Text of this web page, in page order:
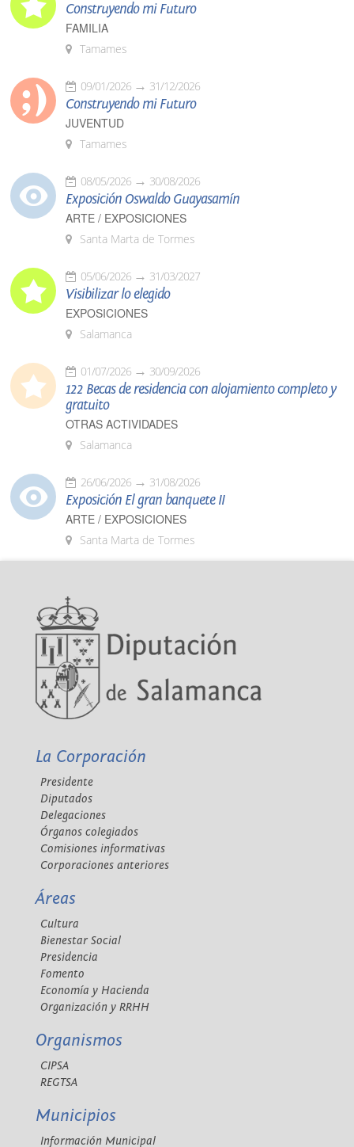
Construyendo mi Futuro
FAMILIA
Tamames
09/01/2026 31/12/2026
Construyendo mi Futuro
JUVENTUD
Tamames
08/05/2026 30/08/2026
Exposición Oswaldo Guayasamín
ARTE / EXPOSICIONES
Santa Marta de Tormes
05/06/2026 31/03/2027
Visibilizar lo elegido
EXPOSICIONES
Salamanca
01/07/2026 30/09/2026
122 Becas de residencia con alojamiento completo y
gratuito
OTRAS ACTIVIDADES
Salamanca
26/06/2026 31/08/2026
Exposición El gran banquete II
ARTE / EXPOSICIONES
Santa Marta de Tormes
La Corporación
Presidente
Diputados
Delegaciones
Órganos colegiados
Comisiones informativas
Corporaciones anteriores
Áreas
Cultura
Bienestar Social
Presidencia
Fomento
Economía y Hacienda
Organización y RRHH
Organismos
CIPSA
REGTSA
Municipios
Información Municipal